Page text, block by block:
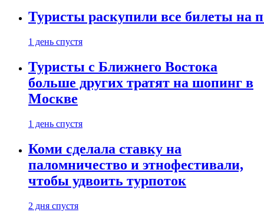
Туристы раскупили все билеты на
1 день спустя
Туристы с Ближнего Востока
больше других тратят на шопинг в
Москве
1 день спустя
Коми сделала ставку на
паломничество и этнофестивали,
чтобы удвоить турпоток
2 дня спустя